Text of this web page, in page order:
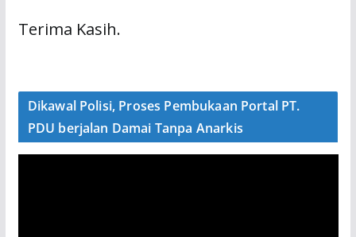
Terima Kasih.
Dikawal Polisi, Proses Pembukaan Portal PT.
PDU berjalan Damai Tanpa Anarkis